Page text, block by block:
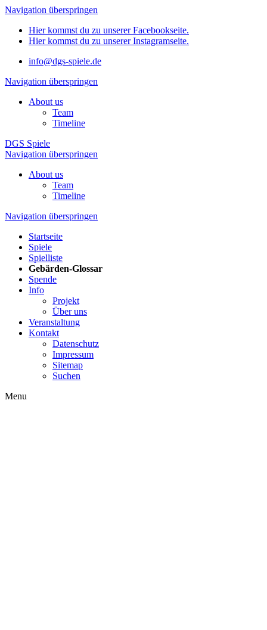
Navigation überspringen
Hier kommst du zu unserer Facebookseite.
Hier kommst du zu unserer Instagramseite.
info@dgs-spiele.de
Navigation überspringen
About us
Team
Timeline
DGS Spiele
Navigation überspringen
About us
Team
Timeline
Navigation überspringen
Startseite
Spiele
Spielliste
Gebärden-Glossar
Spende
Info
Projekt
Über uns
Veranstaltung
Kontakt
Datenschutz
Impressum
Sitemap
Suchen
Menu